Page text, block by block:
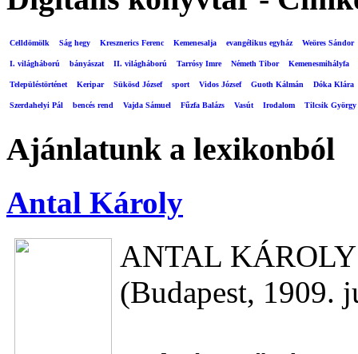
Celldömölk Ság hegy Kresznerics Ferenc Kemenesalja evangélikus egyház Weöres Sándor
I. világháború bányászat II. világháború Tarrósy Imre Németh Tibor Kemenesmihályfa
Településtörténet Keripar Sükösd József sport Vidos József Guoth Kálmán Dóka Klára
Szerdahelyi Pál bencés rend Vajda Sámuel Fűzfa Balázs Vasút Irodalom Tilcsik György
Ajánlatunk a lexikonból
Antal Károly
ANTAL KÁROLY
(Budapest, 1909.